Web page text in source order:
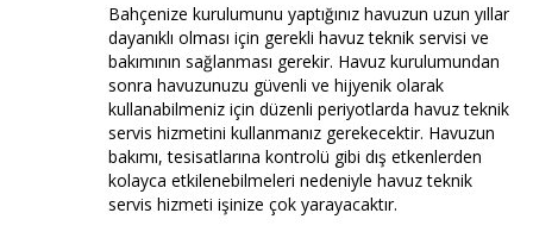
Bahçenize kurulumunu yaptığınız havuzun uzun yıllar
dayanıklı olması için gerekli havuz teknik servisi ve
bakımının sağlanması gerekir. Havuz kurulumundan
sonra havuzunuzu güvenli ve hijyenik olarak
kullanabilmeniz için düzenli periyotlarda havuz teknik
servis hizmetini kullanmanız gerekecektir. Havuzun
bakımı, tesisatlarına kontrolü gibi dış etkenlerden
kolayca etkilenebilmeleri nedeniyle havuz teknik
servis hizmeti işinize çok yarayacaktır.